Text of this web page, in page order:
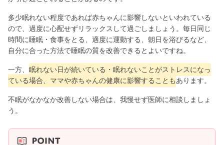
多少眠れない程度であれば赤ちゃんに影響しないといわれている
ので、過度に心配せずリラックスして過ごしましょう。毎日同じ
時間に睡眠・食事をとる、適度に運動する、朝日を浴びるなど、
自分に合った方法で睡眠の質を改善できるとよいですね。
一方、 眠れない日が続いている・眠れないことがストレスになっ
ている場合、ママや赤ちゃんの健康に影響することもあります。
不眠がなかなか改善しない場合は、我慢せず医師に相談しましょ
う。